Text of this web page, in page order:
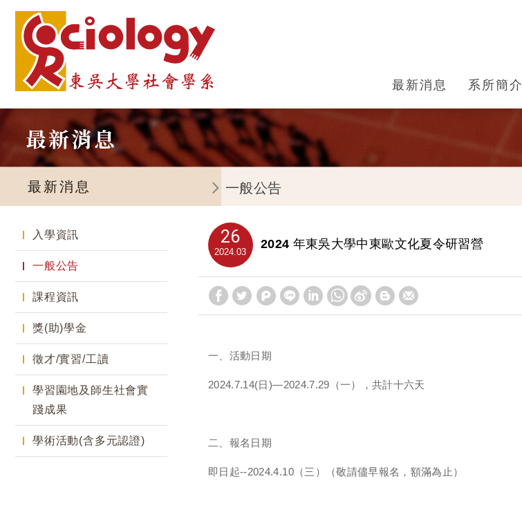
最新消息 系所簡介
最新消息
最新消息
入學資訊
一般公告
課程資訊
獎(助)學金
徵才/實習/工讀
學習園地及師生社會實
踐成果
學術活動(含多元認證)
一般公告
26
03
2024
2024 年東吳大學中東歐文化夏令研習營
一、活動日期
2024.7.14(日)—2024.7.29（一），共計十六天
二、報名日期
即日起--2024.4.10（三）（敬請儘早報名，額滿為止）